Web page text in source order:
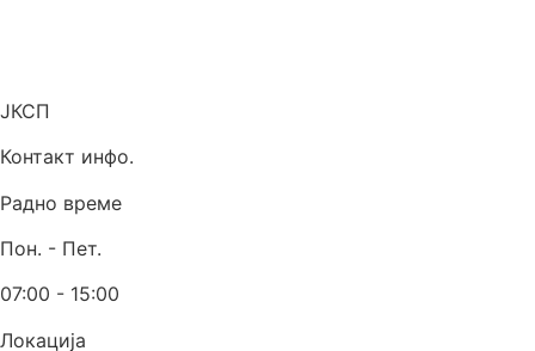
ЈКСП
Контакт инфо.
Радно време
Пон. - Пет.
07:00 - 15:00
Локација